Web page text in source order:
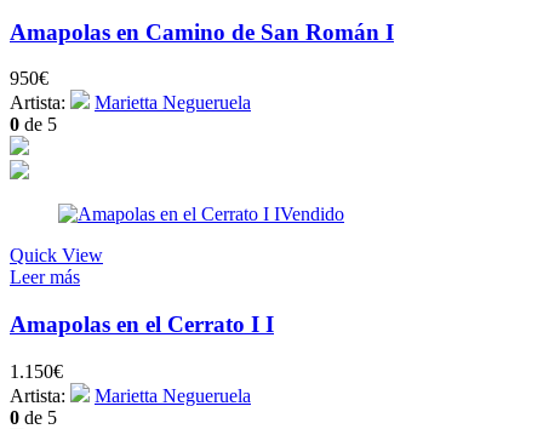
Amapolas en Camino de San Román I
950€
Artista:
Marietta Negueruela
0 de 5
Vendido
Quick View
Leer más
Amapolas en el Cerrato I I
1.150€
Artista:
Marietta Negueruela
0 de 5